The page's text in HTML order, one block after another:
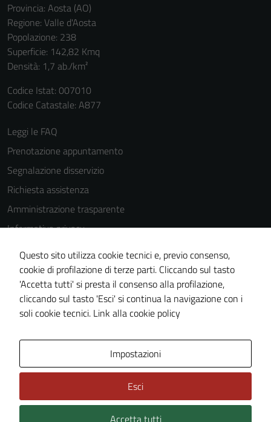
Provincia: Aosta (AO)
Regione: Valle d'Aosta
Popolazione: 238
Superficie: 142,82 Kmq
Densità: 1,7 ab./km²
Codice Istat: 007010
Codice Catastale: A877
Leggi le FAQ
Prenotazione appuntamento
Segnalazione disservizio
Richiesta assistenza
Amministrazione trasparente
Informativa privacy
Cookie Policy
Note legali
Dichiarazione di accessibilità
Piano di miglioramento del sito
Questo sito utilizza cookie tecnici e, previo consenso,
cookie di profilazione di terze parti. Cliccando sul tasto
'Accetta tutti' si presta il consenso alla profilazione,
cliccando sul tasto 'Esci' si continua la navigazione con i
soli cookie tecnici. Link alla cookie policy
Impostazioni
Esci
Accetta tutti